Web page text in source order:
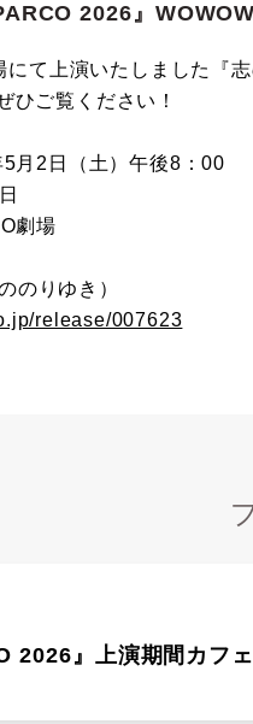
2026』
て上演いたしました『
ひご覧ください！
月2日（土）午後8：00
劇場
のりゆき）
release/007623
2026』上演期間カフ